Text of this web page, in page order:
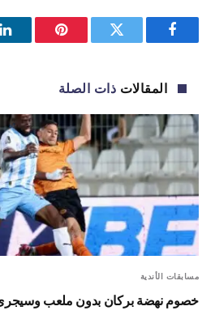
فيسبوك تويتر بينتيريست
المقالات ذات الصلة
مسابقات الأندية
خصوم نهضة بركان بدون ملعب وسيجرى